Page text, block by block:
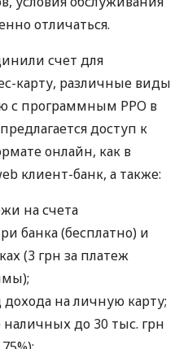
отличаться.
счет для
карту, различные виды
с программным РРО в
доступ к
онлайн, как в
клиент-банк, а также:
на счета
банка (бесплатно) и
(3 грн за платеж
на личную карту;
наличных до 30 тыс. грн